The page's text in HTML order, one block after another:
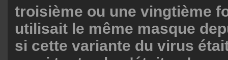
troisième ou une vingtième
utilisait le même masque
si cette variante du virus